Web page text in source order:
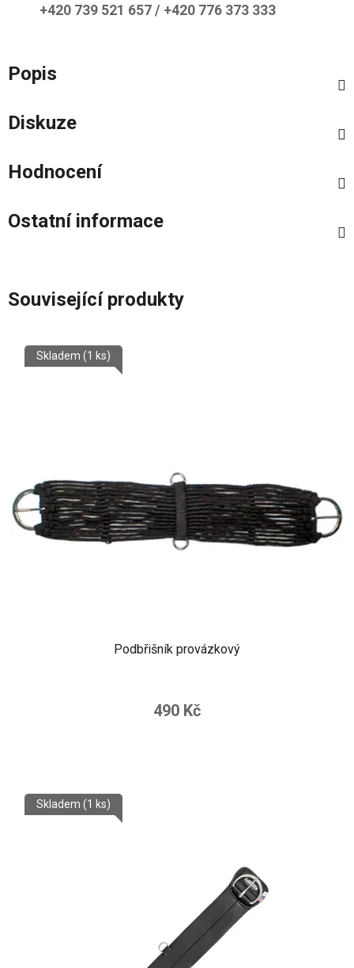
+420 739 521 657 / +420 776 373 333
Popis
Diskuze
Hodnocení
Ostatní informace
Související produkty
Podbřišník provázkový
Skladem (1 ks)
490 Kč
Skladem (1 ks)